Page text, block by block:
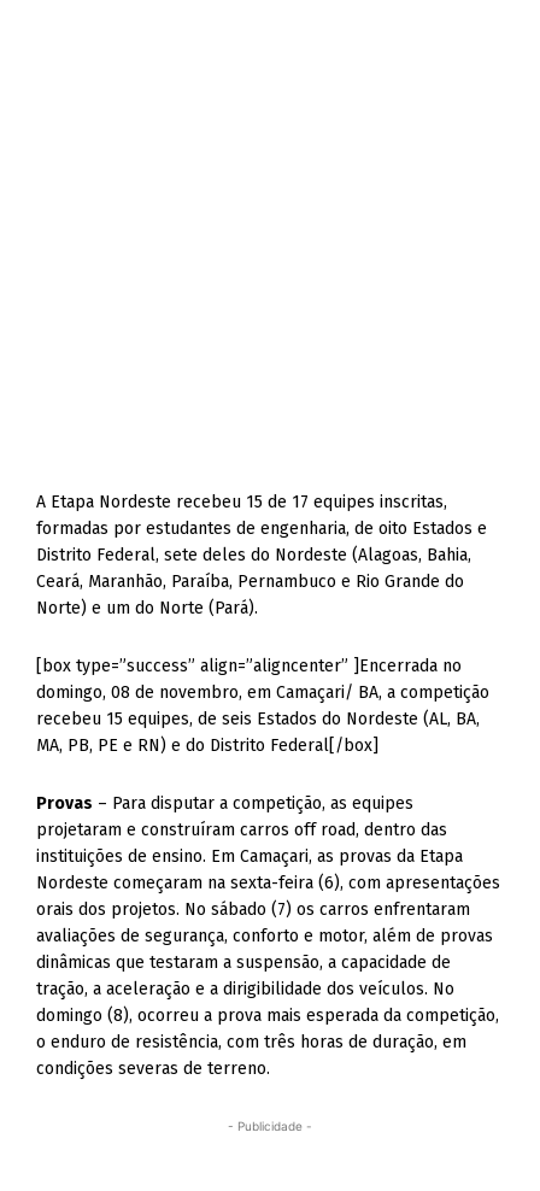
A Etapa Nordeste recebeu 15 de 17 equipes inscritas,
formadas por estudantes de engenharia, de oito Estados e
Distrito Federal, sete deles do Nordeste (Alagoas, Bahia,
Ceará, Maranhão, Paraíba, Pernambuco e Rio Grande do
Norte) e um do Norte (Pará).
[box type=”success” align=”aligncenter” ]Encerrada no
domingo, 08 de novembro, em Camaçari/ BA, a competição
recebeu 15 equipes, de seis Estados do Nordeste (AL, BA,
MA, PB, PE e RN) e do Distrito Federal[/box]
Provas – Para disputar a competição, as equipes
projetaram e construíram carros off road, dentro das
instituições de ensino. Em Camaçari, as provas da Etapa
Nordeste começaram na sexta-feira (6), com apresentações
orais dos projetos. No sábado (7) os carros enfrentaram
avaliações de segurança, conforto e motor, além de provas
dinâmicas que testaram a suspensão, a capacidade de
tração, a aceleração e a dirigibilidade dos veículos. No
domingo (8), ocorreu a prova mais esperada da competição,
o enduro de resistência, com três horas de duração, em
condições severas de terreno.
- Publicidade -